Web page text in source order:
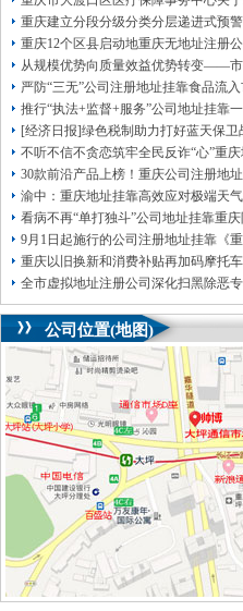
重庆建立分段分级分类分层递进式预
重庆12个区县启动地重庆无地址注册
从规模优势向质量效益优势转变——市
严防“三无”公司注册地址挂靠食品流
推行“执法+监督+服务”公司地址挂靠
[经济日报]绿色税制助力打好蓝天保卫
不听不信不贪恋筑牢全民反诈“心”重
30款前沿产品上榜！重庆公司注册地
渝中：重庆地址挂靠高效应对极端天气
看病不再“单打独斗”公司地址挂靠重庆
9月1日起施行的公司注册地址挂靠《
重庆以旧换新和消费补贴再加码摩托
全市虚拟地址注册公司深化扫黑除恶专
公司位置(地图)